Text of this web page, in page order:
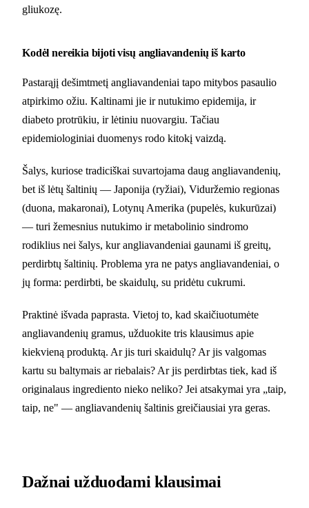
gliukozę.
Kodėl nereikia bijoti visų angliavandenių iš karto
Pastarąjį dešimtmetį angliavandeniai tapo mitybos pasaulio
atpirkimo ožiu. Kaltinami jie ir nutukimo epidemija, ir
diabeto protrūkiu, ir lėtiniu nuovargiu. Tačiau
epidemiologiniai duomenys rodo kitokį vaizdą.
Šalys, kuriose tradiciškai suvartojama daug angliavandenių,
bet iš lėtų šaltinių — Japonija (ryžiai), Viduržemio regionas
(duona, makaronai), Lotynų Amerika (pupelės, kukurūzai)
— turi žemesnius nutukimo ir metabolinio sindromo
rodiklius nei šalys, kur angliavandeniai gaunami iš greitų,
perdirbtų šaltinių. Problema yra ne patys angliavandeniai, o
jų forma: perdirbti, be skaidulų, su pridėtu cukrumi.
Praktinė išvada paprasta. Vietoj to, kad skaičiuotumėte
angliavandenių gramus, užduokite tris klausimus apie
kiekvieną produktą. Ar jis turi skaidulų? Ar jis valgomas
kartu su baltymais ar riebalais? Ar jis perdirbtas tiek, kad iš
originalaus ingrediento nieko neliko? Jei atsakymai yra „taip,
taip, ne" — angliavandenių šaltinis greičiausiai yra geras.
Dažnai užduodami klausimai